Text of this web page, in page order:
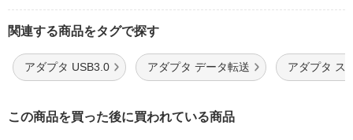
関連する商品をタグで探す
アダプタ USB3.0 アダプタ データ転送 アダプタ ス
この商品を買った後に買われている商品